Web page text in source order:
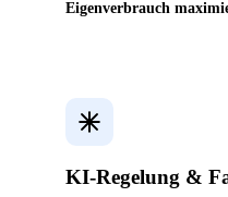
Eigenverbrauch
KI-Regelung &